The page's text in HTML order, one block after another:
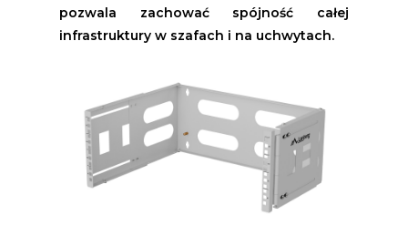
pozwala zachować spójność całej
infrastruktury w szafach i na uchwytach.